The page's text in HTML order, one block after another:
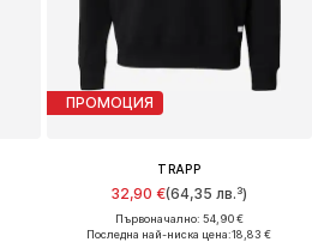
ПРОМОЦИЯ
TRAPP
32,90 €(64,35 лв.³)
Първоначално: 54,90 €
Последна най-ниска цена:18,83 €